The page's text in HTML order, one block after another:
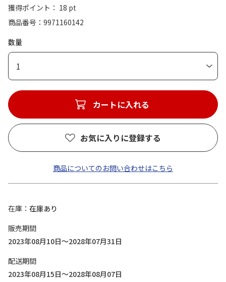
獲得ポイント： 18 pt
商品番号
9971160142
数量
1
カートに入れる
お気に入りに登録する
商品についてのお問い合わせはこちら
在庫
在庫あり
販売期間
2023年08月10日～2028年07月31日
配送期間
2023年08月15日～2028年08月07日